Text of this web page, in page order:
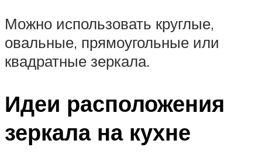
Можно использовать круглые,
овальные, прямоугольные или
квадратные зеркала.
Идеи расположения
зеркала на кухне